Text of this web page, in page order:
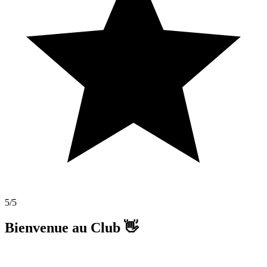
5/5
Bienvenue au Club 👋